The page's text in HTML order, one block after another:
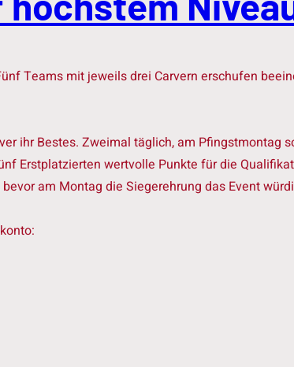
Teams mit jeweils drei Carvern erschufen
ihr Bestes. Zweimal täglich, am Pfingstmontag
Erstplatzierten wertvolle Punkte für die
am Montag die Siegerehrung das Event